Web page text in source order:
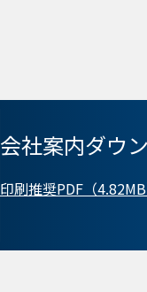
会社案内ダウ
印刷推奨PDF（4.82MB
パフ
ター